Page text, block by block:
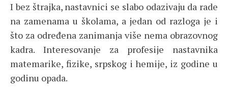
I bez štrajka, nastavnici se slabo odazivaju da rade
na zamenama u školama, a jedan od razloga je i
što za određena zanimanja više nema obrazovnog
kadra. Interesovanje za profesije nastavnika
matemarike, fizike, srpskog i hemije, iz godine u
godinu opada.